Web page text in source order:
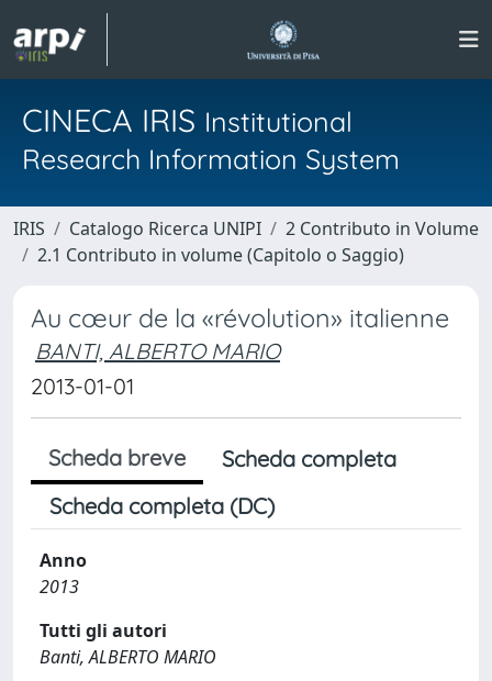
CINECA IRIS Institutional
Research Information System
IRIS Catalogo Ricerca UNIPI
2 Contributo in Volume
2.1 Contributo in volume (Capitolo o Saggio)
Au cœur de la «révolution» italienne
BANTI, ALBERTO MARIO
2013-01-01
Scheda breve
Scheda completa
Scheda completa (DC)
Anno
2013
Tutti gli autori
Banti, ALBERTO MARIO